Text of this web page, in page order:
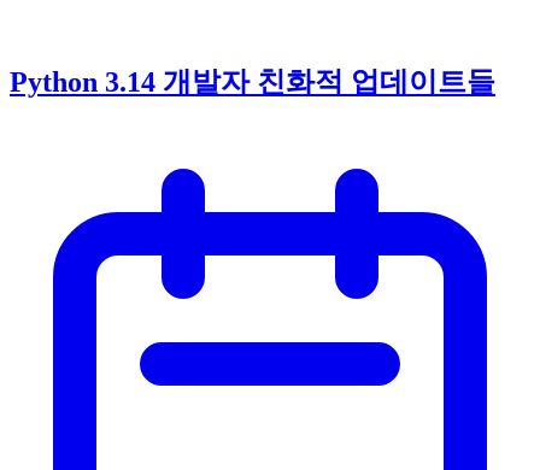
Python 3.14 개발자 친화적 업데이트들